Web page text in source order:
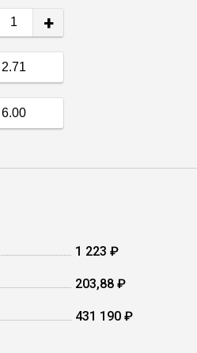
+
1 223 ₽
203,88 ₽
431 190 ₽